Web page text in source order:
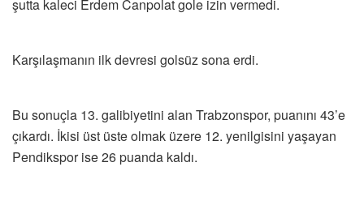
şutta kaleci Erdem Canpolat gole izin vermedi.
Karşılaşmanın ilk devresi golsüz sona erdi.
Bu sonuçla 13. galibiyetini alan Trabzonspor, puanını 43’e
çıkardı. İkisi üst üste olmak üzere 12. yenilgisini yaşayan
Pendikspor ise 26 puanda kaldı.